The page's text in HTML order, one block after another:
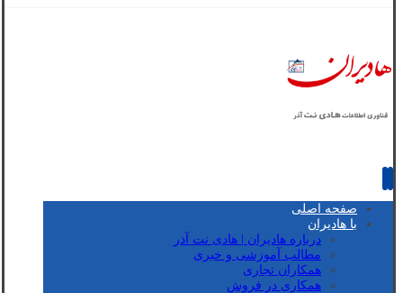
صفحه اصلی
با هادیران
درباره هادیران | هادی نت آذر
مطالب آموزشی و خبری
همکاران تجاری
همکاری در فروش